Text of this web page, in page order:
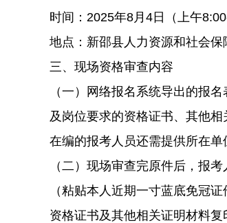
时间：2025年8月4日（上午
地点：新邵县人力资源和社会保
三、现场资格审查内容
（一）网络报名系统导出的报
及岗位要求的资格证书、其他
在编的报考人员还需提供所在单
（二）现场审查完原件后，报
（粘贴本人近期一寸蓝底免冠
资格证书及其他相关证明材料